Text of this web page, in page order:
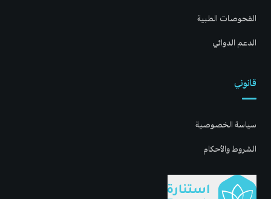
الفحوصات الطبية
الدعم الدوائي
قانوني
سياسة الخصوصية
الشروط والأحكام